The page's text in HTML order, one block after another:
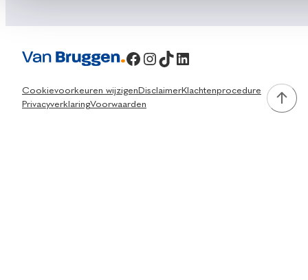
Facebook
Instagram
TikTok
LinkedIn
Cookievoorkeuren wijzigen DisclaimerKlachtenprocedure
PrivacyverklaringVoorwaarden